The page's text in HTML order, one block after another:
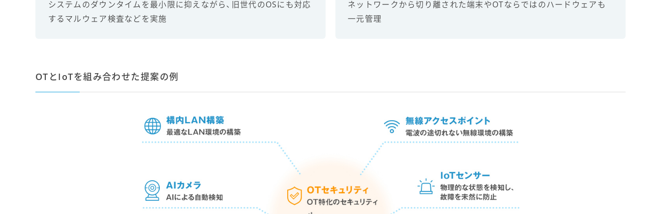
システムのダウンタイムを最小限に抑えながら、旧世代のOSにも対応
するマルウェア検査などを実施
ネットワークから切り離された端末やOTならではのハードウェアも
一元管理
OTとIoTを組み合わせた提案の例